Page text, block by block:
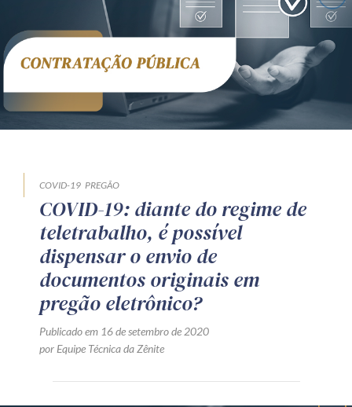
COVID-19 PREGÃO
COVID-19: diante do regime de
teletrabalho, é possível
dispensar o envio de
documentos originais em
pregão eletrônico?
Publicado em 16 de setembro de 2020
por Equipe Técnica da Zênite